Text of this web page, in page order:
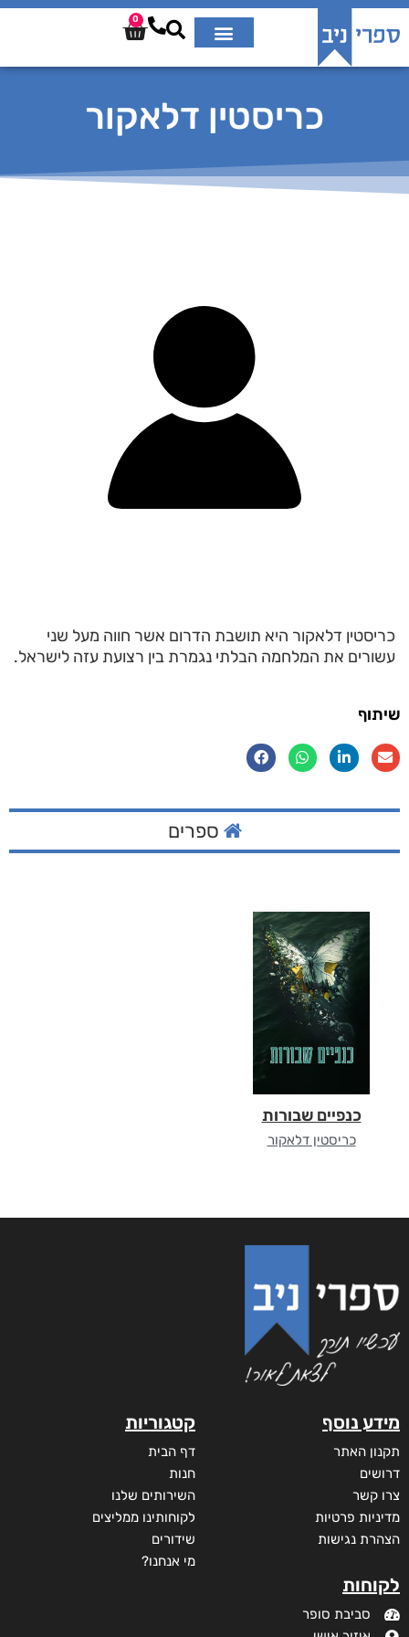
0
כריסטין דלאקור
כריסטין דלאקור היא תושבת הדרום אשר חווה מעל שני
עשורים את המלחמה הבלתי נגמרת בין רצועת עזה לישראל.
שיתוף
ספרים
כנפיים שבורות
כריסטין דלאקור
מידע נוסף
תקנון האתר
דרושים
צרו קשר
מדיניות פרטיות
הצהרת נגישות
לקוחות
סביבת סופר
קטגוריות
דף הבית
חנות
השירותים שלנו
לקוחותינו ממליצים
שידורים
מי אנחנו?